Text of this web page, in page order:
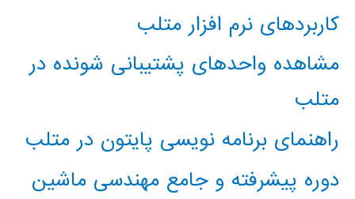
کاربردهای نرم افزار متلب
مشاهده واحدهای پشتیبانی شونده در
متلب
راهنمای برنامه نویسی پایتون در متلب
دوره پیشرفته و جامع مهندسی ماشین